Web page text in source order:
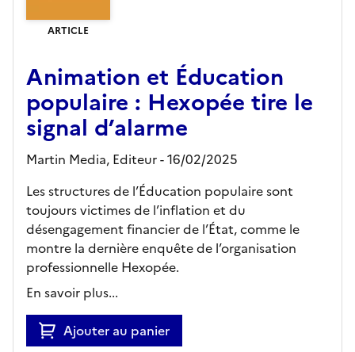
ARTICLE
Animation et Éducation
populaire : Hexopée tire le
signal d’alarme
Martin Media, Editeur- 16/02/2025
Les structures de l’Éducation populaire sont
toujours victimes de l’inflation et du
désengagement financier de l’État, comme le
montre la dernière enquête de l’organisation
professionnelle Hexopée.
En savoir plus...
Ajouter au panier